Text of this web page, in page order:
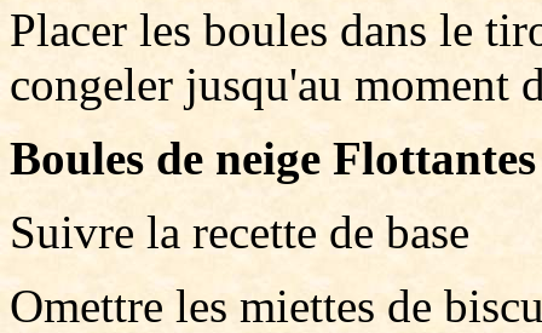
Placer les boules dans le
congeler jusqu'au moment
Boules de neige Flottantes
Suivre la recette de base
Omettre les miettes de